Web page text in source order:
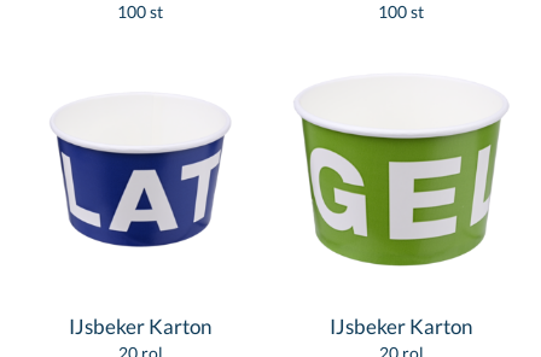
100 st 100 st
IJsbeker Karton IJsbeker Karton